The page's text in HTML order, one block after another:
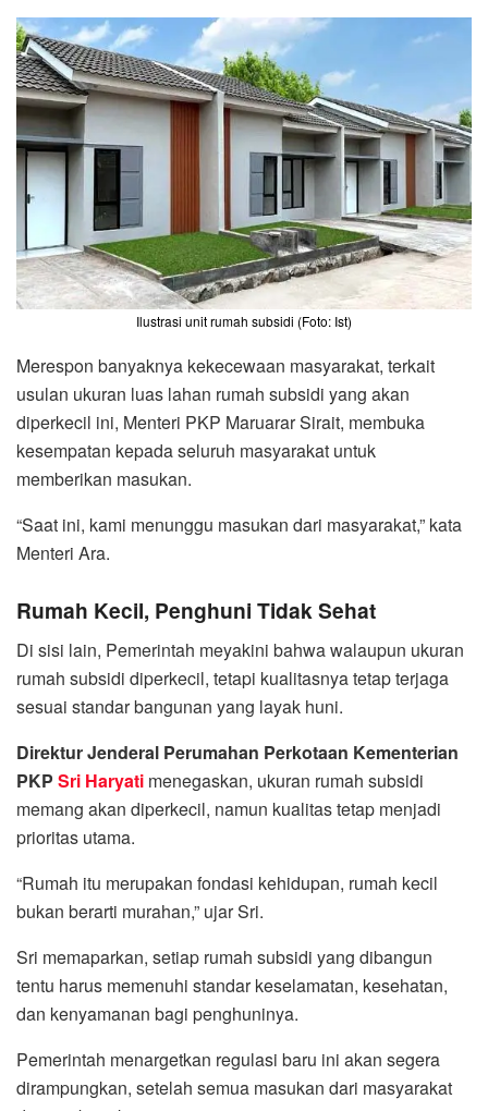
Ilustrasi unit rumah subsidi (Foto: Ist)
Merespon banyaknya kekecewaan masyarakat, terkait
usulan ukuran luas lahan rumah subsidi yang akan
diperkecil ini, Menteri PKP Maruarar Sirait, membuka
kesempatan kepada seluruh masyarakat untuk
memberikan masukan.
“Saat ini, kami menunggu masukan dari masyarakat,” kata
Menteri Ara.
Rumah Kecil, Penghuni Tidak Sehat
Di sisi lain, Pemerintah meyakini bahwa walaupun ukuran
rumah subsidi diperkecil, tetapi kualitasnya tetap terjaga
sesuai standar bangunan yang layak huni.
Direktur Jenderal Perumahan Perkotaan Kementerian
PKP Sri Haryati menegaskan, ukuran rumah subsidi
memang akan diperkecil, namun kualitas tetap menjadi
prioritas utama.
“Rumah itu merupakan fondasi kehidupan, rumah kecil
bukan berarti murahan,” ujar Sri.
Sri memaparkan, setiap rumah subsidi yang dibangun
tentu harus memenuhi standar keselamatan, kesehatan,
dan kenyamanan bagi penghuninya.
Pemerintah menargetkan regulasi baru ini akan segera
dirampungkan, setelah semua masukan dari masyarakat